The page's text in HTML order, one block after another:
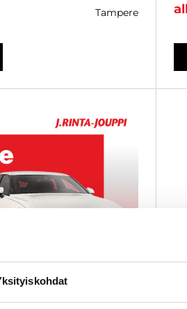
tampere